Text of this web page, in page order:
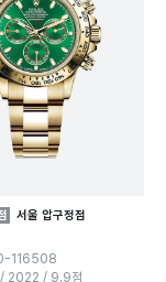
서울 압구정점
116508
/ 2022 / 9.9점